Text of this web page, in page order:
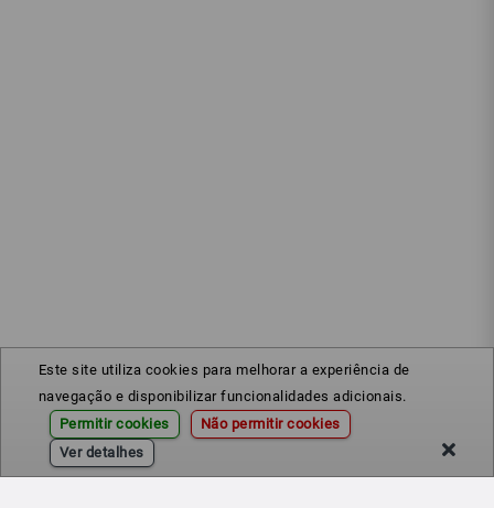
Este site utiliza cookies para melhorar a experiência de
navegação e disponibilizar funcionalidades adicionais.
Permitir cookies
Não permitir cookies
Ver detalhes